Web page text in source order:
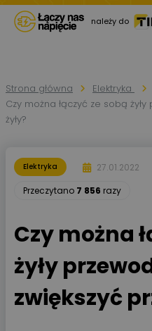
należy do
Strona główna
Elektryka
Czy można łączyć ze sobą
żyły?
Elektryka
27.01.2022
Przeczytano 7 856 razy
Czy można
żyły
zwiększyć